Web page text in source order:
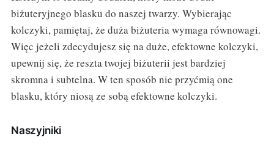
biżuteryjnego blasku do naszej twarzy. Wybierając
kolczyki, pamiętaj, że duża biżuteria wymaga równowagi.
Więc jeżeli zdecydujesz się na duże, efektowne kolczyki,
upewnij się, że reszta twojej biżuterii jest bardziej
skromna i subtelna. W ten sposób nie przyćmią one
blasku, który niosą ze sobą efektowne kolczyki.
Naszyjniki